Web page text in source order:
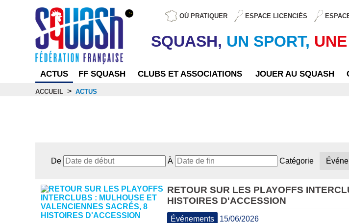
OÙ PRATIQUER ESPACE LICENCIÉS
SQUASH, UN SPORT,
ACTUS FF SQUASH CLUBS ET ASSOCIATIONS JOUER AU SQUASH
ACCUEIL > ACTUS
De À Catégorie
RETOUR SUR LES PLAYOFFS
HISTOIRES D'ACCESSION
Événements 15/06/2026